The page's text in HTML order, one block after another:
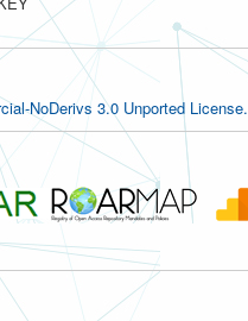
NoDerivs 3.0 Unported License.